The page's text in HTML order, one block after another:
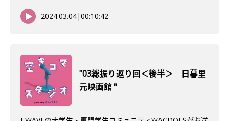
2024.03.04|00:10:42
"03総振り返り回＜後半＞ 日暮里
元映画館 "